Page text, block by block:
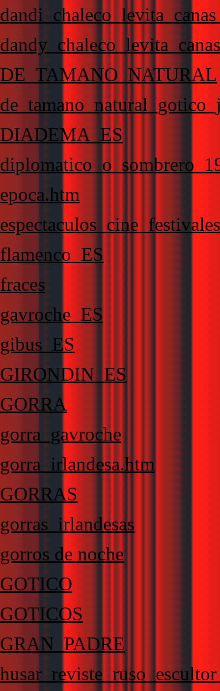
DE_TAMANO_NATURAL
DIADEMA_ES
epoca.htm
flamenco_ES
fraces
gavroche_ES
gibus_ES
GIRONDIN_ES
GORRA
gorra_gavroche
gorra_irlandesa.htm
GORRAS
gorras_irlandesas
gorros de noche
GOTICO
GOTICOS
GRAN_PADRE